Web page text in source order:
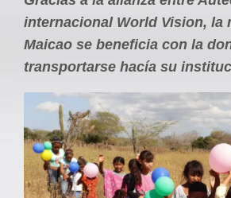
OPINIÓN
Contactenos
facebook
Twitter
Instagram
Registro ISSN: 2711-3299
internacional World Vision, la
Maicao se beneficia con la
transportarse hacía su